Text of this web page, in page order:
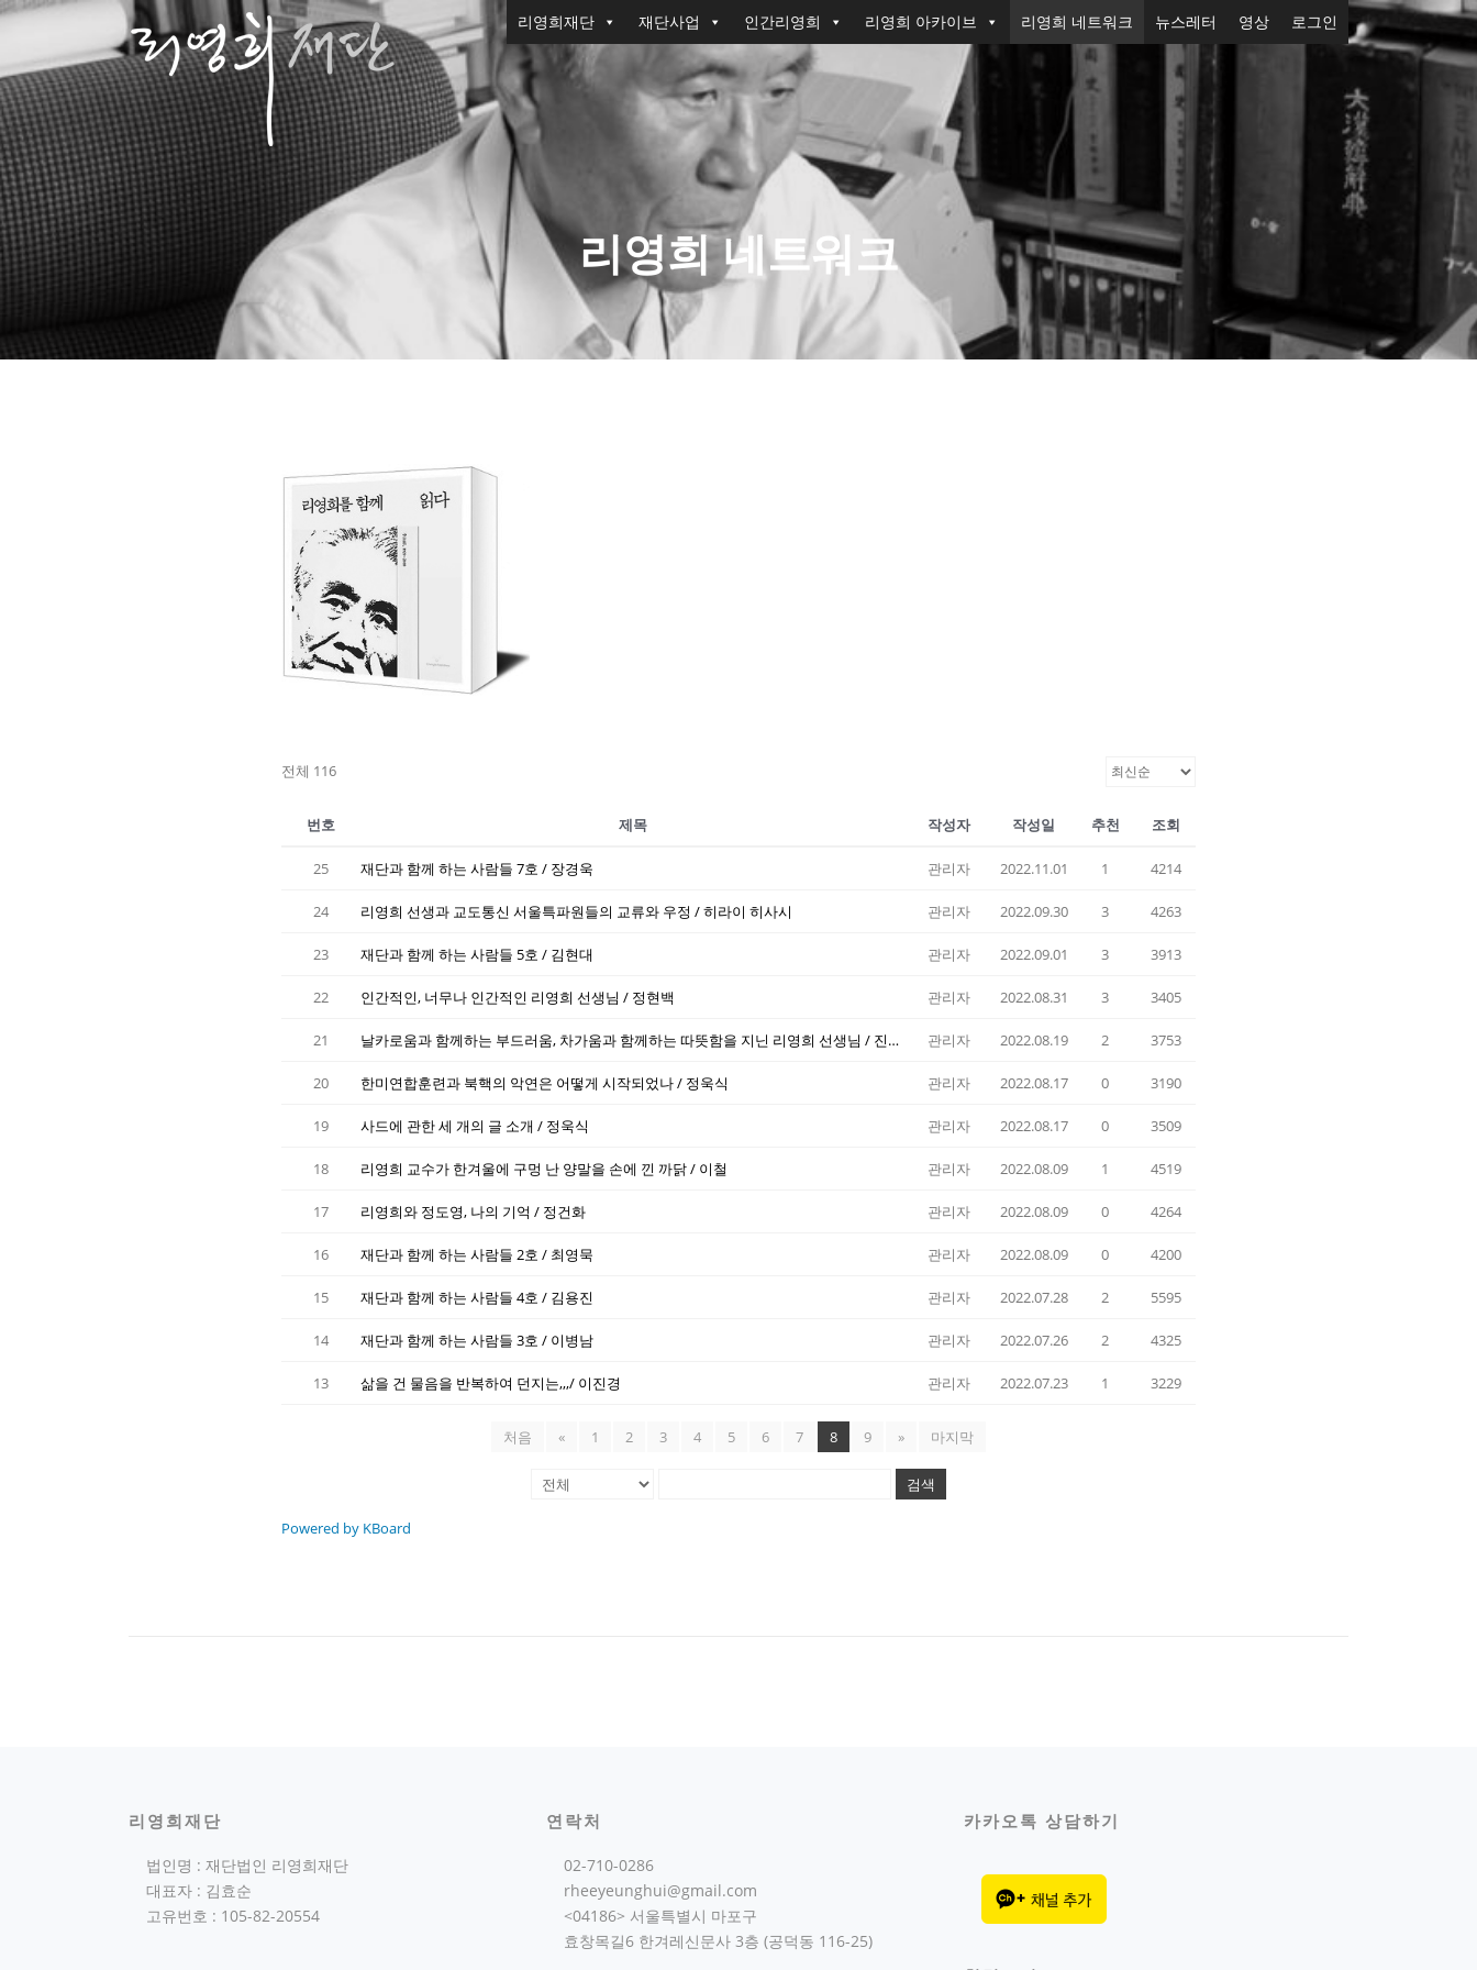
콘
로
바
로
가
기
리영희재단 재단사업 인간리영희 리영희 아카이브 리영희 네트워크 뉴스레터 영상 로그인
리영희 네트워크
전체 116
번호 제목 작성자 작성일 추천 조회
25 재단과 함께 하는 사람들 7호 / 장경욱 관리자 2022.11.01 1 4214
24 리영희 선생과 교도통신 서울특파원들의 교류와 우정 / 히라이 히사시 관리자 2022.09.30 3 4263
23 재단과 함께 하는 사람들 5호 / 김현대 관리자 2022.09.01 3 3913
22 인간적인, 너무나 인간적인 리영희 선생님 / 정현백 관리자 2022.08.31 3 3405
21 날카로움과 함께하는 부드러움, 차가움과 함께하는 따뜻함을 지닌 리영희 선생님 / 진영종 관리자 2022.08.19 2 3753
20 한미연합훈련과 북핵의 악연은 어떻게 시작되었나 / 정욱식 관리자 2022.08.17 0 3190
19 사드에 관한 세 개의 글 소개 / 정욱식 관리자 2022.08.17 0 3509
18 리영희 교수가 한겨울에 구멍 난 양말을 손에 낀 까닭 / 이철 관리자 2022.08.09 1 4519
17 리영희와 정도영, 나의 기억 / 정건화 관리자 2022.08.09 0 4264
16 재단과 함께 하는 사람들 2호 / 최영묵 관리자 2022.08.09 0 4200
15 재단과 함께 하는 사람들 4호 / 김용진 관리자 2022.07.28 2 5595
14 재단과 함께 하는 사람들 3호 / 이병남 관리자 2022.07.26 2 4325
13 삶을 건 물음을 반복하여 던지는,,,/ 이진경 관리자 2022.07.23 1 3229
처음 « 1 2 3 4 5 6 7 8 9 » 마지막
검색
Powered by KBoard
리영희재단
법인명 : 재단법인 리영희재단
대표자 : 김효순
고유번호 : 105-82-20554
연락처
02-710-0286
rheeyeunghui@gmail.com
<04186> 서울특별시 마포구
효창목길6 한겨레신문사 3층 (공덕동 116-25)
카카오톡 상담하기